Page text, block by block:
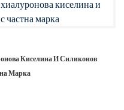
Киселина И Силиконов
Марка